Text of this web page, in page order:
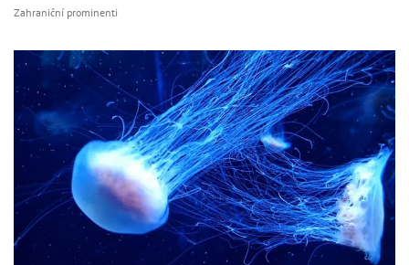
Zahraniční prominenti